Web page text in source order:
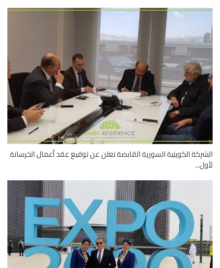
الكويتية السورية القابضة تعلن عن توقيع عقد أعمال الخرسانة